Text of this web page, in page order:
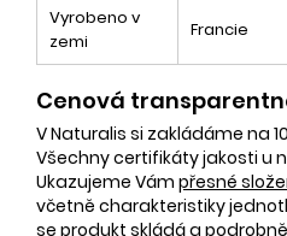
Vyrobeno v
zemi
Francie
Cenová
V Naturalis si zakládáme na
Všechny certifikáty jakosti u
Ukazujeme Vám přesné
včetně charakteristiky
se produkt skládá a